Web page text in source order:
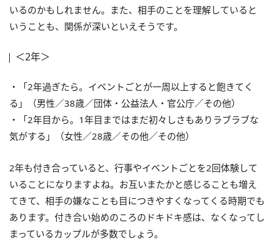
いるのかもしれません。また、相手のことを理解していると
いうことも、関係が深いといえそうです。
＜2年＞
・「2年過ぎたら。イベントごとが一周以上すると飽きてく
る」（男性／38歳／団体・公益法人・官公庁／その他）
・「2年目から。1年目まではまだ初々しさもありラブラブな
気がする」（女性／28歳／その他／その他）
2年も付き合っていると、行事やイベントごとを2回体験して
いることになりますよね。お互いまたかと感じることも増え
てきて、相手の嫌なことも目につきやすくなってくる時期でも
あります。付き合い始めのころのドキドキ感は、なくなってし
まっているカップルが多数でしょう。